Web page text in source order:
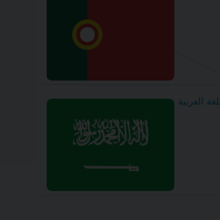
العربية